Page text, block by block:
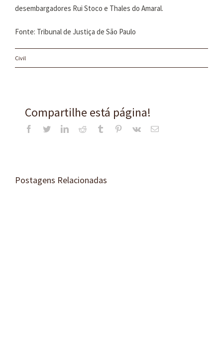
desembargadores Rui Stoco e Thales do Amaral.
Fonte: Tribunal de Justiça de São Paulo
Civil
Compartilhe está página!
Facebook
TwitterLinkedInReddit Tumblr Pinterest
Vk
E-
Postagens Relacionadas